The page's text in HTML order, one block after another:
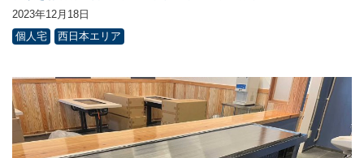
2023年12月18日
個人宅
西日本エリア